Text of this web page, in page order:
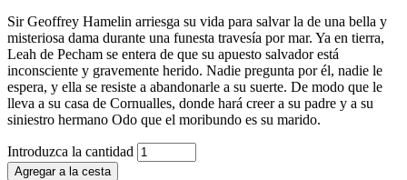
Sir Geoffrey Hamelin arriesga su vida para salvar la de una bella y
misteriosa dama durante una funesta travesía por mar. Ya en tierra,
Leah de Pecham se entera de que su apuesto salvador está
inconsciente y gravemente herido. Nadie pregunta por él, nadie le
espera, y ella se resiste a abandonarle a su suerte. De modo que le
lleva a su casa de Cornualles, donde hará creer a su padre y a su
siniestro hermano Odo que el moribundo es su marido.
Introduzca la cantidad